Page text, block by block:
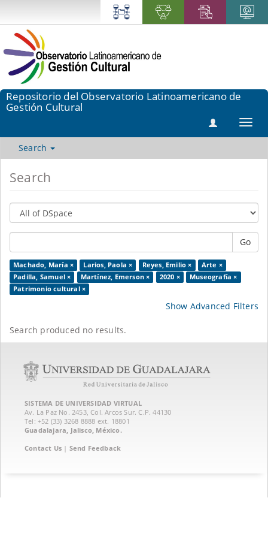
Repositorio del Observatorio Latinoamericano de
Gestión Cultural
Search
Search
Go
Machado, María × Larios, Paola × Reyes, Emilio ×
Arte ×
Padilla, Samuel ×
Martínez, Emerson × 2020 ×
Museografía ×
Patrimonio cultural ×
Show Advanced Filters
Search produced no results.
SISTEMA DE UNIVERSIDAD VIRTUAL
Av. La Paz No. 2453, Col. Arcos Sur. C.P. 44130
Tel: +52 (33) 3268 8888‏ ext. 18801
Guadalajara, Jalisco, México.
Contact Us | Send Feedback